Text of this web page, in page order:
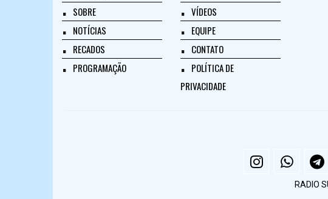
SOBRE
NOTÍCIAS
RECADOS
PROGRAMAÇÃO
VÍDEOS
EQUIPE
CONTATO
POLÍTICA DE
PRIVACIDADE
RADIO